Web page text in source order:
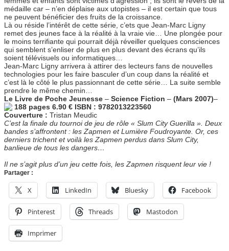
médaille car – n’en déplaise aux utopistes – il est certain que tous
ne peuvent bénéficier des fruits de la croissance.
Là ou réside l’intérêt de cette série, c’ets que Jean-Marc Ligny
remet des jeunes face à la réalité à la vraie vie… Une plongée pour
le moins terrifiante qui pourrait déjà réveiller quelques consciences
qui semblent s’enliser de plus en plus devant des écrans qu’ils
soient télévisuels ou informatiques…
Jean-Marc Ligny arrivera à attirer des lecteurs fans de nouvelles
technologies pour les faire basculer d’un coup dans la réalité et
c’est là le côté le plus passionnant de cette série… La suite semble
prendre le même chemin…
Le Livre de Poche Jeunesse – Science Fiction – (Mars 2007)–
188 pages 6.90 € ISBN : 9782013223560
Couverture : Tristan Meudic
C’est la finale du tournoi de jeu de rôle « Slum City Guerilla ». Deux
bandes s’affrontent : les Zapmen et Lumière Foudroyante. Or, ces
derniers trichent et voilà les Zapmen perdus dans Slum City,
banlieue de tous les dangers…
Il ne s’agit plus d’un jeu cette fois, les Zapmen risquent leur vie !
Partager :
X LinkedIn Bluesky Facebook
Pinterest Threads Mastodon
Imprimer